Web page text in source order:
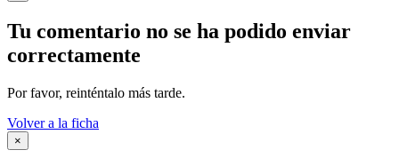
Tu comentario no se ha podido enviar
correctamente
Por favor, reinténtalo más tarde.
Volver a la ficha
×